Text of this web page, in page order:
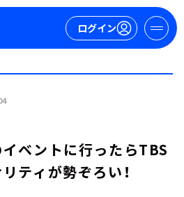
ログイン
ベントに行ったらTBS
ティが勢ぞろい！